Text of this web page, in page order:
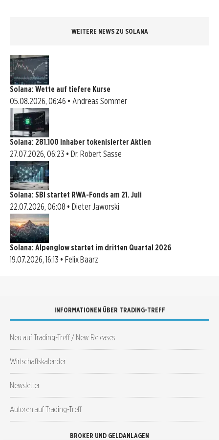
WEITERE NEWS ZU SOLANA
Solana: Wette auf tiefere Kurse
05.08.2026, 06:46 • Andreas Sommer
Solana: 281.100 Inhaber tokenisierter Aktien
27.07.2026, 06:23 • Dr. Robert Sasse
Solana: SBI startet RWA-Fonds am 21. Juli
22.07.2026, 06:08 • Dieter Jaworski
Solana: Alpenglow startet im dritten Quartal 2026
19.07.2026, 16:13 • Felix Baarz
INFORMATIONEN ÜBER TRADING-TREFF
Neu auf Trading-Treff / New Releases
Wirtschaftskalender
Newsletter
Autoren auf Trading-Treff
BROKER UND GELDANLAGEN